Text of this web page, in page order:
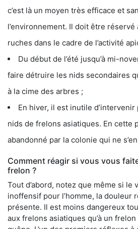
c’est là un moyen très efficace et
l’environnement. Il doit être
ruches dans le cadre de l’activité
Du début de l’été jusqu’à mi-
faire détruire les nids secondaires
à la cime des arbres ;
En hiver, il est inutile
nids de frelons asiatiques. En cette
abandonné par la colonie qui ne
Comment réagir si vous vous
frelon ?
Tout d’abord, notez que même si le
inoffensif pour l’homme, la douleur
présente. Il est moins dangereux
aux frelons asiatiques qu’à un frelon